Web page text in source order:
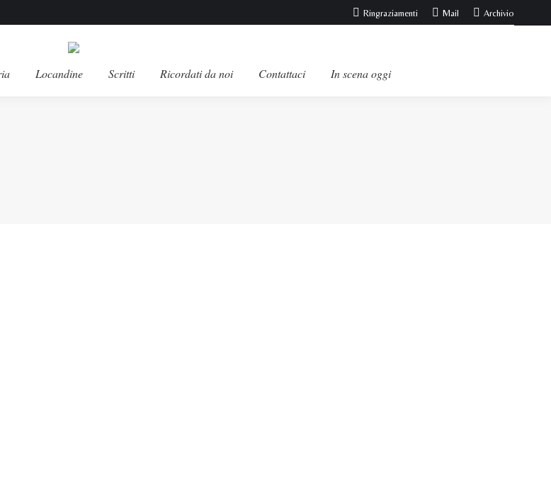
Ringraziamenti Mail Archivio
Locandine Scritti Ricordati da noi Contattaci In scena oggi